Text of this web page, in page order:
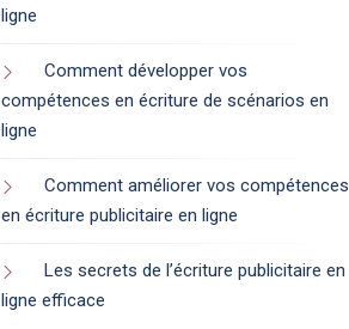
ligne
Comment développer vos
compétences en écriture de scénarios en
ligne
Comment améliorer vos compétences
en écriture publicitaire en ligne
Les secrets de l’écriture publicitaire en
ligne efficace